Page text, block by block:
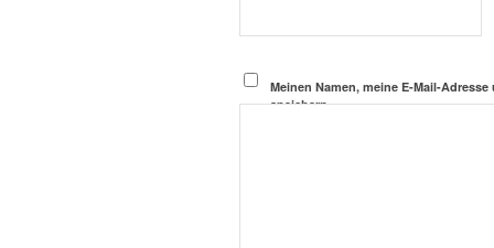
Meinen Namen, meine E-Mail-
speichern.